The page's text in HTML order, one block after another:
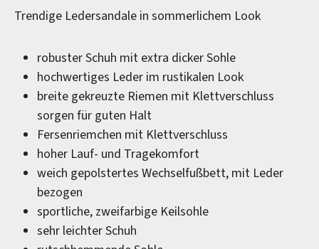
Trendige Ledersandale in sommerlichem Look
robuster Schuh mit extra dicker Sohle
hochwertiges Leder im rustikalen Look
breite gekreuzte Riemen mit Klettverschluss
sorgen für guten Halt
Fersenriemchen mit Klettverschluss
hoher Lauf- und Tragekomfort
weich gepolstertes Wechselfußbett, mit Leder
bezogen
sportliche, zweifarbige Keilsohle
sehr leichter Schuh